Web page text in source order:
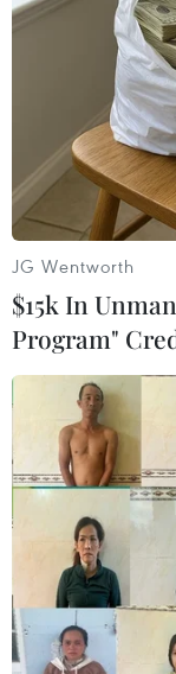
Bộ trưởng
ngoại
lượng từ Nga
đủ khả năng
Công nhân làm
cách thủ đô
Bộ trưởng
ngoại
JG Wentworth
$15k In
Program"